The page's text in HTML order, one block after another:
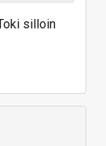
silloin